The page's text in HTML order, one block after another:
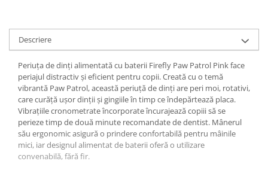
Descriere
Periuța de dinți alimentată cu baterii Firefly Paw Patrol Pink face
periajul distractiv și eficient pentru copii. Creată cu o temă
vibrantă Paw Patrol, această periuță de dinți are peri moi, rotativi,
care curăță ușor dinții și gingiile în timp ce îndepărtează placa.
Vibrațiile cronometrate încorporate încurajează copiii să se
perieze timp de două minute recomandate de dentist. Mânerul
său ergonomic asigură o prindere confortabilă pentru mâinile
mici, iar designul alimentat de baterii oferă o utilizare
convenabilă, fără fir.